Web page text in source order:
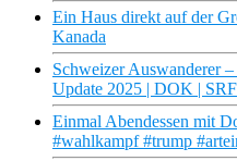
Ein Haus direkt auf der
Kanada
Schweizer Auswanderer
Update 2025 | DOK | SRF
Einmal Abendessen mit
#wahlkampf #trump